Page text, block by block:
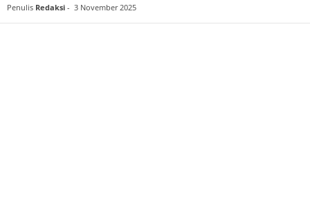
Penulis Redaksi - 3 November 2025